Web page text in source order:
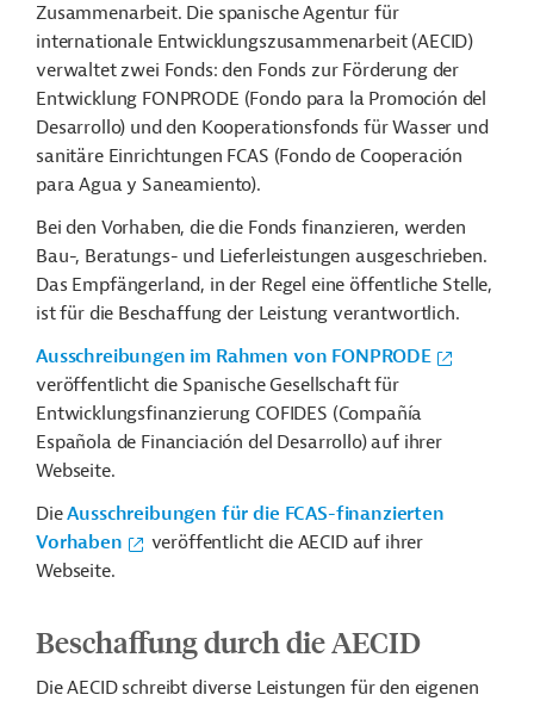
Zusammenarbeit. Die spanische Agentur für
internationale Entwicklungszusammenarbeit (AECID)
verwaltet zwei Fonds: den Fonds zur Förderung der
Entwicklung FONPRODE (Fondo para la Promoción del
Desarrollo) und den Kooperationsfonds für Wasser und
sanitäre Einrichtungen FCAS (Fondo de Cooperación
para Agua y Saneamiento).
Bei den Vorhaben, die die Fonds finanzieren, werden
Bau-, Beratungs- und Lieferleistungen ausgeschrieben.
Das Empfängerland, in der Regel eine öffentliche Stelle,
ist für die Beschaffung der Leistung verantwortlich.
Ausschreibungen im Rahmen von FONPRODE
veröffentlicht die Spanische Gesellschaft für
Entwicklungsfinanzierung COFIDES (Compañía
Española de Financiación del Desarrollo) auf ihrer
Webseite.
DieAusschreibungen für die FCAS-finanzierten
Vorhaben
veröffentlicht die AECID auf ihrer
Webseite.
Beschaffung durch die AECID
Die AECID schreibt diverse Leistungen für den eigenen